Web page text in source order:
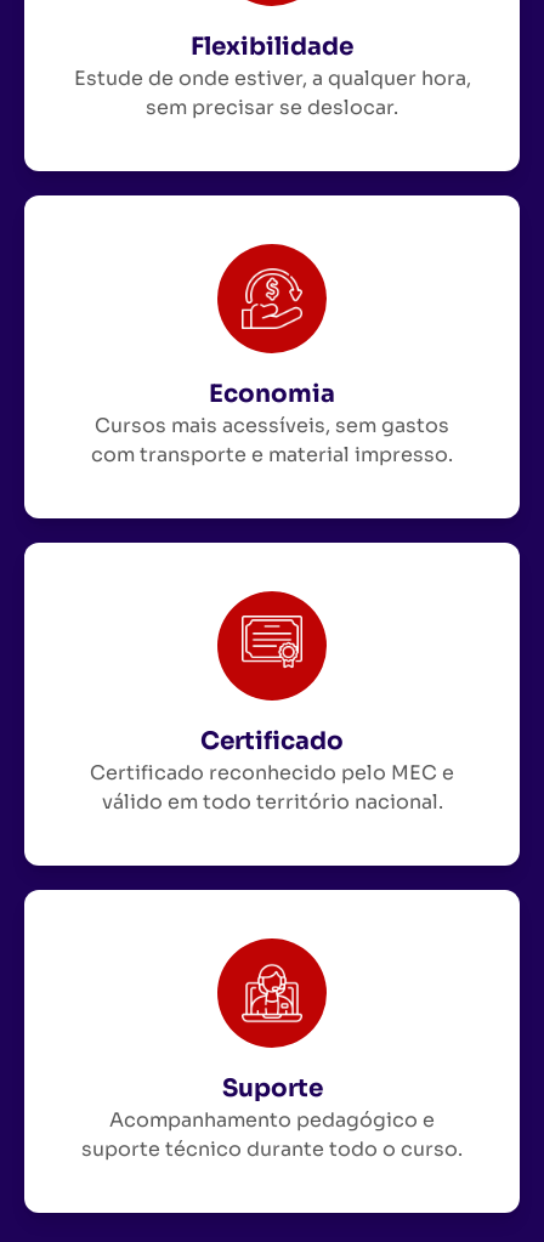
Flexibilidade
Estude de onde estiver, a qualquer hora,
sem precisar se deslocar.
Economia
Cursos mais acessíveis, sem gastos
com transporte e material impresso.
Certificado
Certificado reconhecido pelo MEC e
válido em todo território nacional.
Suporte
Acompanhamento pedagógico e
suporte técnico durante todo o curso.